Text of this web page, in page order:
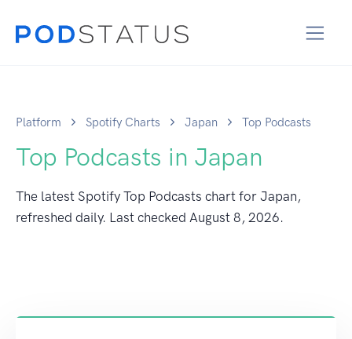
Platform Spotify Charts Japan Top Podcasts
Top Podcasts in Japan
The latest Spotify Top Podcasts chart for Japan,
refreshed daily. Last checked August 8, 2026.